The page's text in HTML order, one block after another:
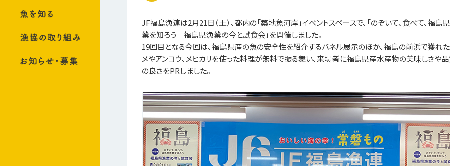
JF福島漁連は2月21日（土）、都内の「築地魚河岸」イベントスペースで、「のぞいて、食べて、福島
業を知ろう 福島県漁業の今と試食会」を開催しました。
19回目となる今回は、福島県産の魚の安全性を紹介するパネル展示のほか、福島の前浜で獲れ
メやアンコウ、メヒカリを使った料理が無料で振る舞い、来場者に福島県産水産物の美味しさや
の良さをPRしました。